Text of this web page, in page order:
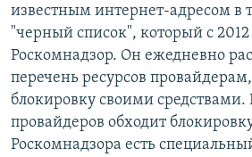
известным интернет-адресом в
"черный список", который с 2012
Роскомнадзор. Он ежедневно
перечень ресурсов
блокировку своими средствами.
провайдеров обходит
Роскомнадзора есть